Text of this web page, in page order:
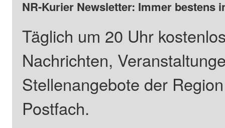
NR-Kurier Newsletter: Immer bestens
Täglich um 20 Uhr
Nachrichten,
Stellenangebote der
Postfach.